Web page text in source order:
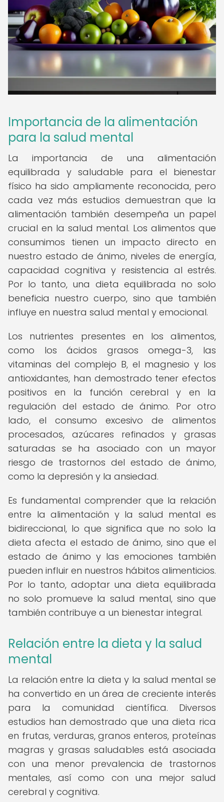
Importancia de la alimentación
para la salud mental
La importancia de una alimentación
equilibrada y saludable para el bienestar
físico ha sido ampliamente reconocida, pero
cada vez más estudios demuestran que la
alimentación también desempeña un papel
crucial en la salud mental. Los alimentos que
consumimos tienen un impacto directo en
nuestro estado de ánimo, niveles de energía,
capacidad cognitiva y resistencia al estrés.
Por lo tanto, una dieta equilibrada no solo
beneficia nuestro cuerpo, sino que también
influye en nuestra salud mental y emocional.
Los nutrientes presentes en los alimentos,
como los ácidos grasos omega-3, las
vitaminas del complejo B, el magnesio y los
antioxidantes, han demostrado tener efectos
positivos en la función cerebral y en la
regulación del estado de ánimo. Por otro
lado, el consumo excesivo de alimentos
procesados, azúcares refinados y grasas
saturadas se ha asociado con un mayor
riesgo de trastornos del estado de ánimo,
como la depresión y la ansiedad.
Es fundamental comprender que la relación
entre la alimentación y la salud mental es
bidireccional, lo que significa que no solo la
dieta afecta el estado de ánimo, sino que el
estado de ánimo y las emociones también
pueden influir en nuestros hábitos alimenticios.
Por lo tanto, adoptar una dieta equilibrada
no solo promueve la salud mental, sino que
también contribuye a un bienestar integral.
Relación entre la dieta y la salud
mental
La relación entre la dieta y la salud mental se
ha convertido en un área de creciente interés
para la comunidad científica. Diversos
estudios han demostrado que una dieta rica
en frutas, verduras, granos enteros, proteínas
magras y grasas saludables está asociada
con una menor prevalencia de trastornos
mentales, así como con una mejor salud
cerebral y cognitiva.